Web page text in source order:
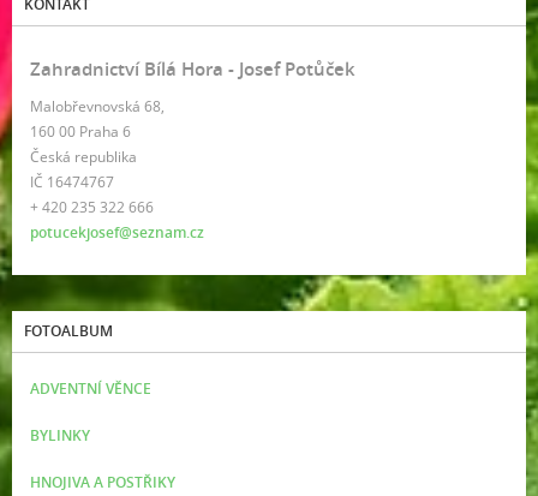
KONTAKT
Zahradnictví Bílá Hora - Josef Potůček
Malobřevnovská 68,
160 00 Praha 6
Česká republika
IČ 16474767
+ 420 235 322 666
potucekjosef@seznam.cz
FOTOALBUM
ADVENTNÍ VĚNCE
BYLINKY
HNOJIVA A POSTŘIKY